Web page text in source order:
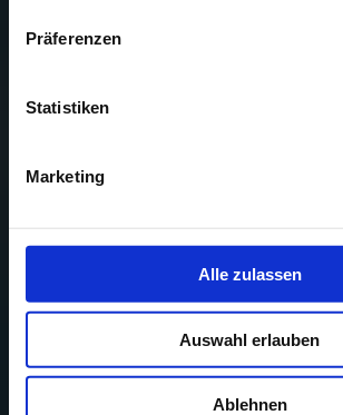
Präferenzen
Statistiken
Marketing
Alle zulassen
Auswahl erlauben
Ablehnen